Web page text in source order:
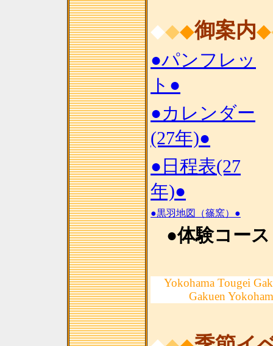
◆◆◆御案内◆
●パンフレッ
ト●
●カレンダー
(27年)●
●日程表(27
年)●
●黒羽地図（篠窯）●
●体験コース
Yokohama Tougei
Gakuen